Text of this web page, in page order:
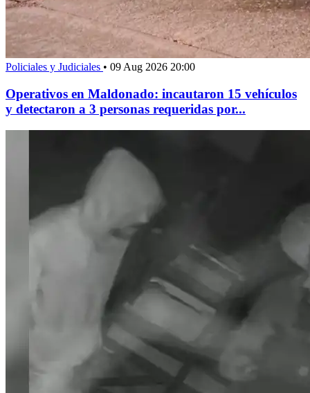
Policiales y Judiciales • 09 Aug 2026 20:00
Operativos en Maldonado: incautaron 15 vehículos
y detectaron a 3 personas requeridas por...